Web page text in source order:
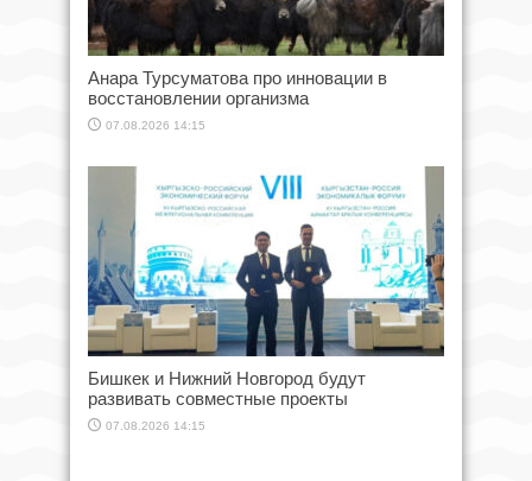
Анара Турсуматова про инновации в
восстановлении организма
07.08.2026 14:15
Бишкек и Нижний Новгород будут
развивать совместные проекты
07.08.2026 14:15